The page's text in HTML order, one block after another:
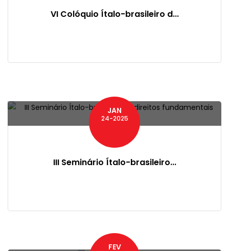
VI Colóquio Ítalo-brasileiro d...
JAN
24-2025
III Seminário Ítalo-brasileiro...
FEV